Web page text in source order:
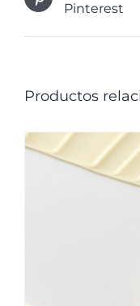
Pinterest
Productos